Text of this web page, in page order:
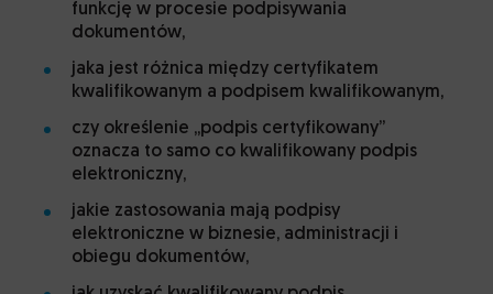
funkcję w procesie podpisywania
dokumentów,
jaka jest różnica między certyfikatem
kwalifikowanym a podpisem kwalifikowanym,
czy określenie „podpis certyfikowany”
oznacza to samo co kwalifikowany podpis
elektroniczny,
jakie zastosowania mają podpisy
elektroniczne w biznesie, administracji i
obiegu dokumentów,